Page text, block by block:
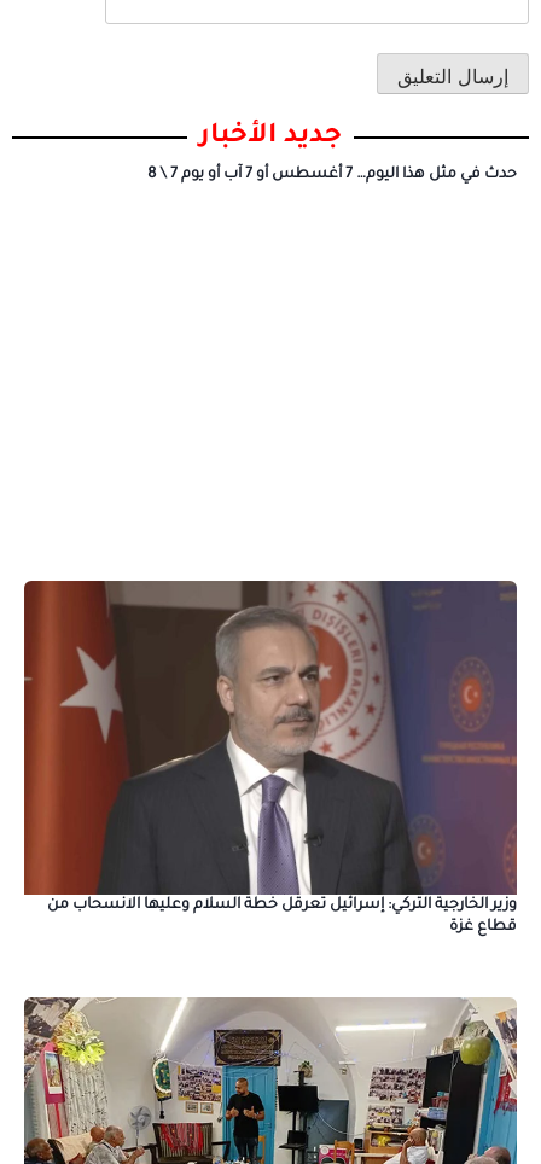
جديد الأخبار
حدث في مثل هذا اليوم… 7 أغسطس أو 7 آب أو يوم 7 \ 8
وزير الخارجية التركي: إسرائيل تعرقل خطة السلام وعليها الانسحاب من
قطاع غزة